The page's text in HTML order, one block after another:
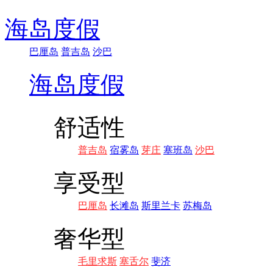
海岛度假
巴厘岛 普吉岛 沙巴
海岛度假
舒适性
普吉岛 宿雾岛 芽庄 塞班岛 沙巴
享受型
巴厘岛 长滩岛 斯里兰卡 苏梅岛
奢华型
毛里求斯 塞舌尔 斐济